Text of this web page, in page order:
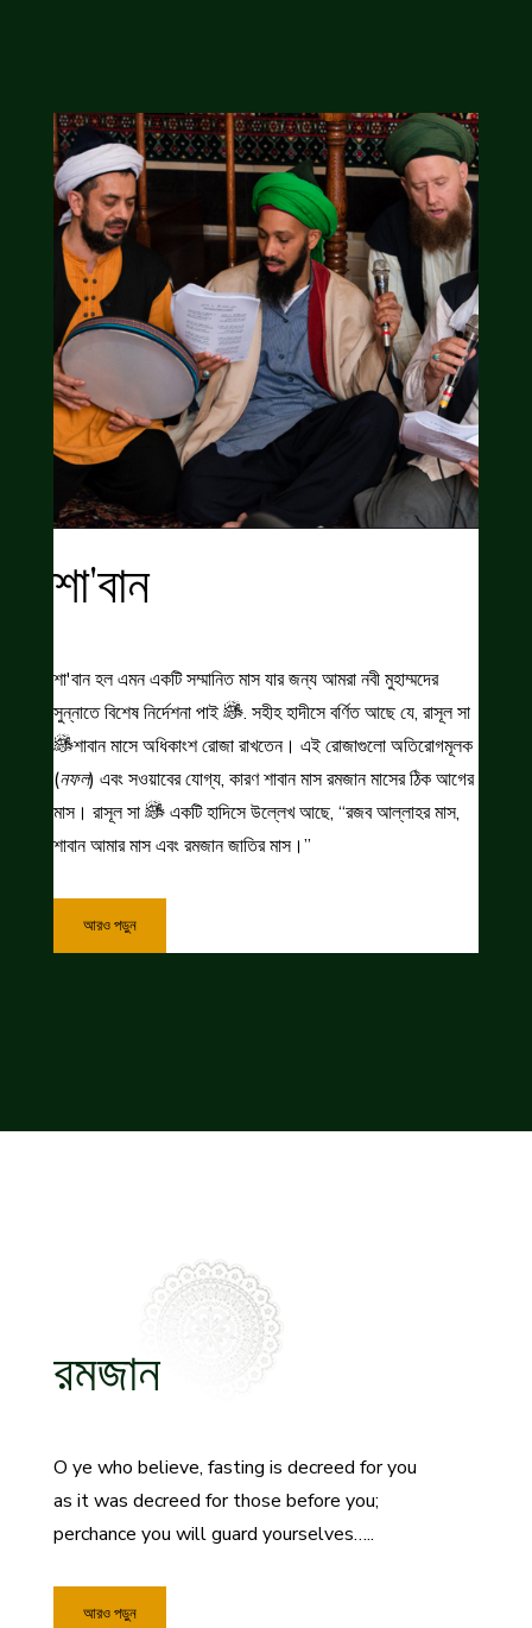
শা'বান
শা'বান হল এমন একটি সম্মানিত মাস যার জন্য আমরা নবী মুহাম্মদের
সুন্নাতে বিশেষ নির্দেশনা পাই
. সহীহ হাদীসে বর্ণিত আছে যে, রাসূল সা
শাবান মাসে অধিকাংশ রোজা রাখতেন। এই রোজাগুলো অতিরোগমূলক
(নফল) এবং সওয়াবের যোগ্য, কারণ শাবান মাস রমজান মাসের ঠিক আগের
মাস। রাসূল সা
একটি হাদিসে উল্লেখ আছে, “রজব আল্লাহর মাস,
শাবান আমার মাস এবং রমজান জাতির মাস।”
আরও পড়ুন
রমজান
O ye who believe, fasting is decreed for you
as it was decreed for those before you;
perchance you will guard yourselves…..
আরও পড়ুন